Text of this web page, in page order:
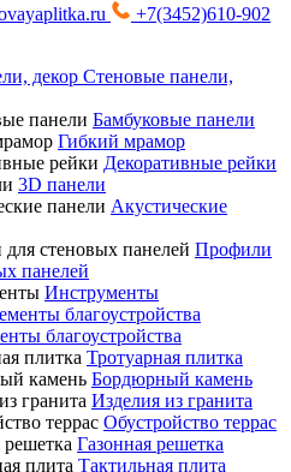
+7(3452)610-902
Стеновые панели,
Бамбуковые панели
Гибкий мрамор
Декоративные рейки
3D панели
Акустические
Профили
панелей
Инструменты
благоустройства
Тротуарная плитка
Бордюрный камень
Изделия из гранита
Обустройство террас
Газонная решетка
Тактильная плита